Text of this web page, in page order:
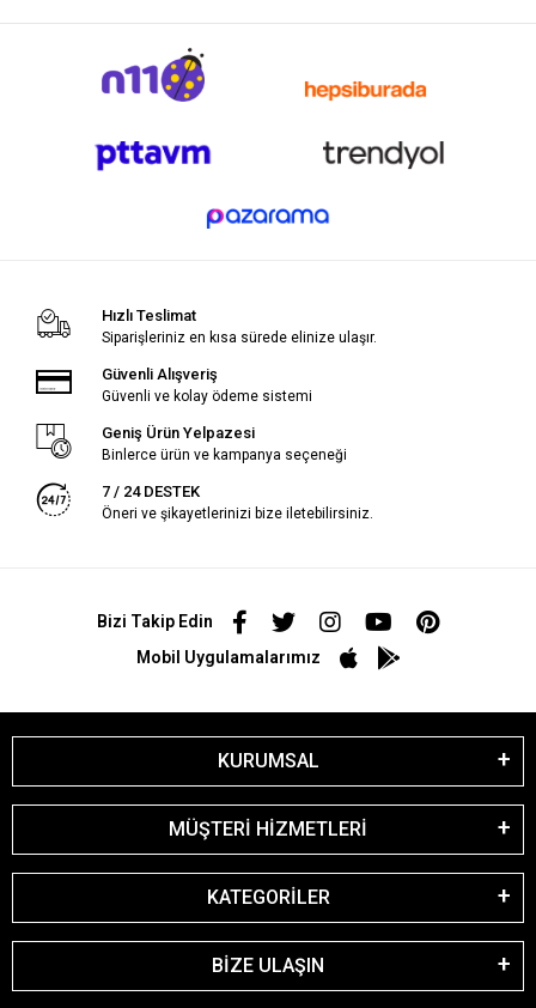
Hızlı Teslimat
Siparişleriniz en kısa sürede elinize ulaşır.
Güvenli Alışveriş
Güvenli ve kolay ödeme sistemi
Geniş Ürün Yelpazesi
Binlerce ürün ve kampanya seçeneği
7 / 24 DESTEK
Öneri ve şikayetlerinizi bize iletebilirsiniz.
Bizi Takip Edin
Mobil Uygulamalarımız
KURUMSAL
MÜŞTERİ HİZMETLERİ
KATEGORİLER
BİZE ULAŞIN